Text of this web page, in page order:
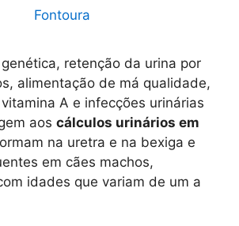
Fontoura
retenção da urina por
alimentação de má qualidade,
A e infecções urinárias
aos cálculos urinários em
na uretra e na bexiga e
em cães machos,
idades que variam de um a